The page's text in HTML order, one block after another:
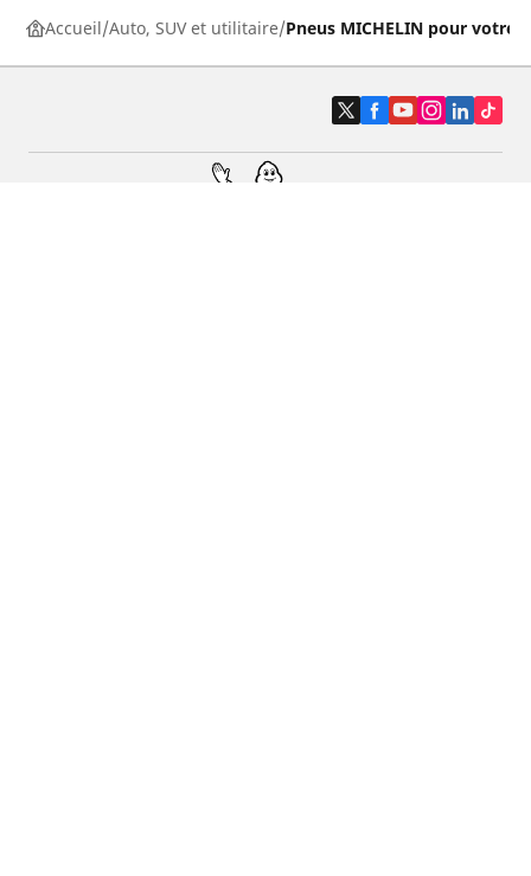
Accueil Auto, SUV et utilitaire Pneus MICHELIN pour votre